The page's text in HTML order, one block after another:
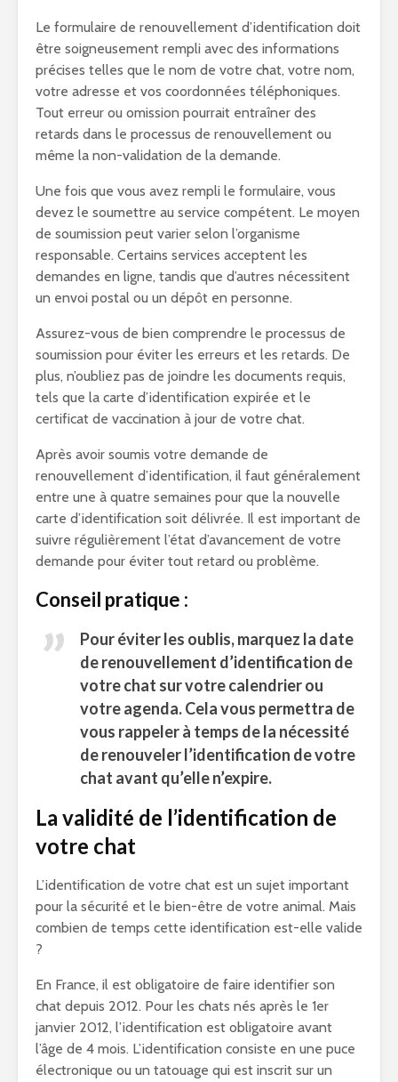
Le formulaire de renouvellement d’identification doit
être soigneusement rempli avec des informations
précises telles que le nom de votre chat, votre nom,
votre adresse et vos coordonnées téléphoniques.
Tout erreur ou omission pourrait entraîner des
retards dans le processus de renouvellement ou
même la non-validation de la demande.
Une fois que vous avez rempli le formulaire, vous
devez le soumettre au service compétent. Le moyen
de soumission peut varier selon l’organisme
responsable. Certains services acceptent les
demandes en ligne, tandis que d’autres nécessitent
un envoi postal ou un dépôt en personne.
Assurez-vous de bien comprendre le processus de
soumission pour éviter les erreurs et les retards. De
plus, n’oubliez pas de joindre les documents requis,
tels que la carte d’identification expirée et le
certificat de vaccination à jour de votre chat.
Après avoir soumis votre demande de
renouvellement d’identification, il faut généralement
entre une à quatre semaines pour que la nouvelle
carte d’identification soit délivrée. Il est important de
suivre régulièrement l’état d’avancement de votre
demande pour éviter tout retard ou problème.
Conseil pratique :
Pour éviter les oublis, marquez la date
de renouvellement d’identification de
votre chat sur votre calendrier ou
votre agenda. Cela vous permettra de
vous rappeler à temps de la nécessité
de renouveler l’identification de votre
chat avant qu’elle n’expire.
La validité de l’identification de
votre chat
L’identification de votre chat est un sujet important
pour la sécurité et le bien-être de votre animal. Mais
combien de temps cette identification est-elle valide
?
En France, il est obligatoire de faire identifier son
chat depuis 2012. Pour les chats nés après le 1er
janvier 2012, l’identification est obligatoire avant
l’âge de 4 mois. L’identification consiste en une puce
électronique ou un tatouage qui est inscrit sur un